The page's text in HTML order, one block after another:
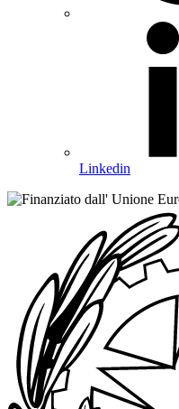
Linkedin